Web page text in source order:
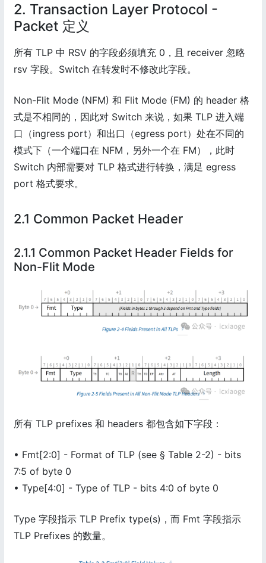
2. Transaction Layer Protocol -
Packet 定义
所有 TLP 中 RSV 的字段必须填充 0，且 receiver 忽略
rsv 字段。Switch 在转发时不修改此字段。
Non-Flit Mode (NFM) 和 Flit Mode (FM) 的 header 格
式是不相同的，因此对 Switch 来说，如果 TLP 进入端
口（ingress port）和出口（egress port）处在不同的
模式下（一个端口在 NFM，另外一个在 FM），此时
Switch 内部需要对 TLP 格式进行转换，满足 egress
port 格式要求。
2.1 Common Packet Header
2.1.1 Common Packet Header Fields for
Non-Flit Mode
所有 TLP prefixes 和 headers 都包含如下字段：
• Fmt[2:0] - Format of TLP (see § Table 2-2) - bits
7:5 of byte 0
• Type[4:0] - Type of TLP - bits 4:0 of byte 0
Type 字段指示 TLP Prefix type(s)，而 Fmt 字段指示
TLP Prefixes 的数量。